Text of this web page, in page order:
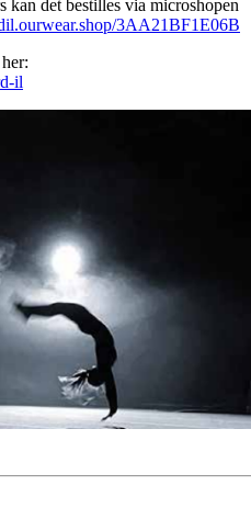
kan det bestilles via microshopen
3AA21BF1E06B
il